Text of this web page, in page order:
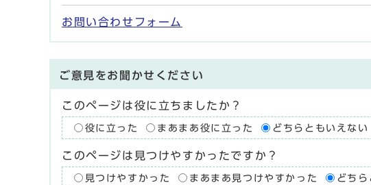
お問い合わせフォーム
ご意見をお聞かせください
このページは役に立ちましたか？
役に立った まあまあ役に立った どちらともいえない
このページは見つけやすかったですか？
見つけやすかった まあまあ見つけやすかった どちら